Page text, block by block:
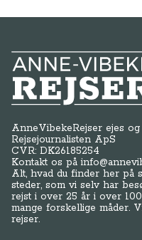
Anne-Vibeke Rejser
AnneVibekeRejser ejes
Rejsejournalisten ApS
CVR: DK26185254
Kontakt os på
Alt, hvad du finder her på
steder, som vi selv har
rejst i over 25 år i over
mange forskellige måder.
rejser.